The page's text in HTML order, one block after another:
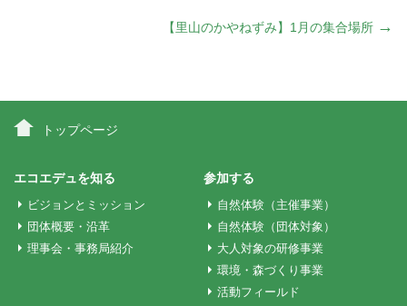
ビ
ゲ
ー
【里山のかやねずみ】1月の集合場所 →
トップページ
エコエデュを知る
ビジョンとミッション
団体概要・沿革
理事会・事務局紹介
参加する
自然体験（主催事業）
自然体験（団体対象）
大人対象の研修事業
環境・森づくり事業
活動フィールド